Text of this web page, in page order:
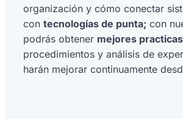
organización y cómo conectar
con tecnologías de punta; con
podrás obtener mejores practicas
procedimientos y análisis de
harán mejorar continuamente